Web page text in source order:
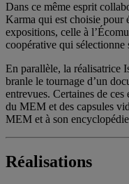
Dans ce même esprit
Karma qui est choisie pour
expositions, celle à
coopérative qui
En parallèle, la réalisatrice
branle le tournage d’un
entrevues. Certaines de
du MEM et des capsules
MEM et à son
Réalisations